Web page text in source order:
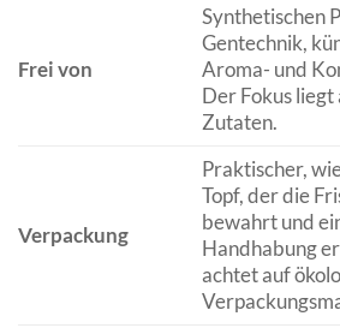
Frei von
Synthetischen
Gentechnik,
Aroma- und
Der Fokus
Zutaten.
Verpackung
Praktischer,
Topf, der die
bewahrt und
Handhabung
achtet auf